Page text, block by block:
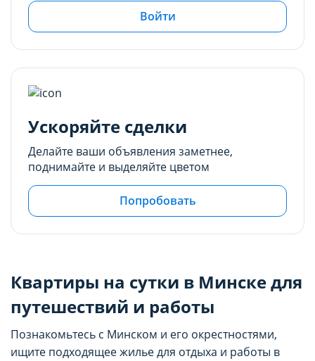
Войти
Ускоряйте сделки
Делайте ваши объявления заметнее,
поднимайте и выделяйте цветом
Попробовать
Квартиры на сутки в Минске для
путешествий и работы
Познакомьтесь с Минском и его окрестностями,
ищите подходящее жилье для отдыха и работы в